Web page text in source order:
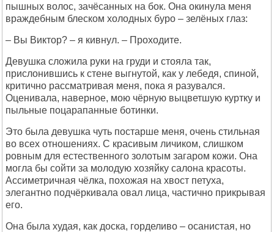
пышных волос, зачёсанных на бок. Она окинула меня
враждебным блеском холодных буро – зелёных глаз:
– Вы Виктор? – я кивнул. – Проходите.
Девушка сложила руки на груди и стояла так,
прислонившись к стене выгнутой, как у лебедя, спиной,
критично рассматривая меня, пока я разувался.
Оценивала, наверное, мою чёрную выцветшую куртку и
пыльные поцарапанные ботинки.
Это была девушка чуть постарше меня, очень стильная
во всех отношениях. С красивым личиком, слишком
ровным для естественного золотым загаром кожи. Она
могла бы сойти за молодую хозяйку салона красоты.
Ассиметричная чёлка, похожая на хвост петуха,
элегантно подчёркивала овал лица, частично прикрывая
его.
Она была худая, как доска, горделиво – осанистая, но